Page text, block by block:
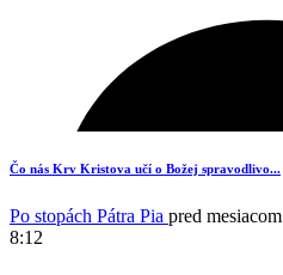
8
Čo nás Krv Kristova učí o Božej spravodlivo...
Po stopách Pátra Pia pred mesiacom
8:12